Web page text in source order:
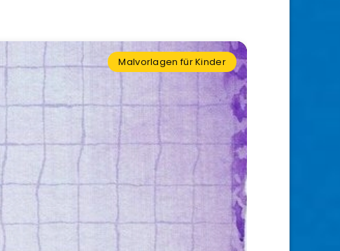
Malvorlagen für Kinder